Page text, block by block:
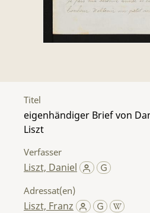
Titel
eigenhändiger Brief von
Liszt
Verfasser
Liszt, Daniel
Adressat(en)
Liszt, Franz